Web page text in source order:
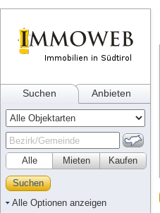
Suchen Anbieten
Alle Kaufen
Mieten
Suchen
Alle Optionen anzeigen